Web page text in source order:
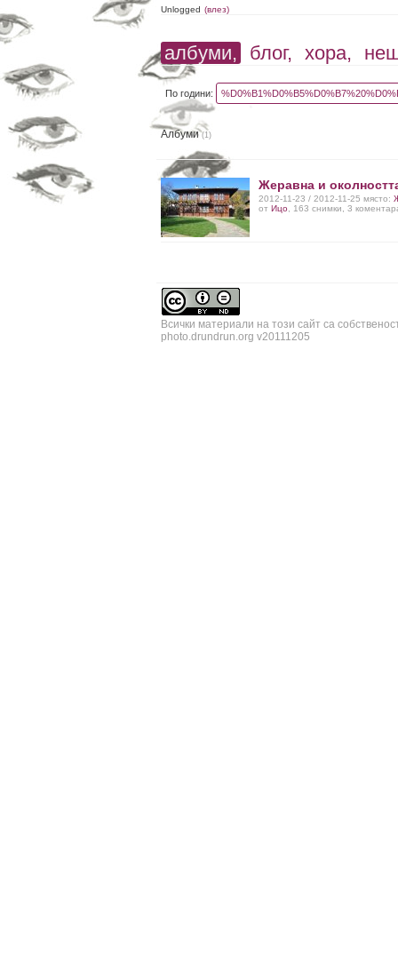
Unlogged (влез)
албуми, блог, хора,
По години:
Албуми(1)
Жеравна и
2012-11-23 / 2012-11-25 място:
отИцо , 163 снимки, 3
Всички материали на този сайт са
photo.drundrun.org v20111205